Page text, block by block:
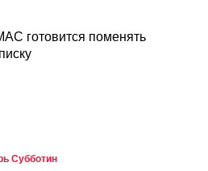
готовится поменять
Субботин